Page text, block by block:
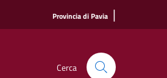
Provincia di Pavia |
Cerca